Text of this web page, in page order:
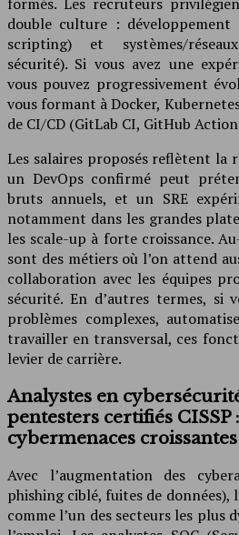
double culture : développement
scripting) et systèmes/
sécurité). Si vous avez une
vous pouvez progressivement
vous formant à Docker,
de CI/CD (GitLab CI, GitHub
Les salaires proposés reflètent la
un DevOps confirmé peut
bruts annuels, et un SRE
notamment dans les grandes
les scale-up à forte croissance.
sont des métiers où l’on attend
collaboration avec les équipes
sécurité. En d’autres termes, si
problèmes complexes,
travailler en transversal, ces
levier de carrière.
Analystes en
pentesters certifiés CISSP
cybermenaces croissantes
Avec l’augmentation des
phishing ciblé, fuites de données),
comme l’un des secteurs les plus